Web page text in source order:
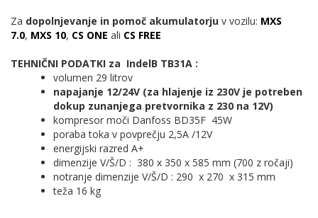
Za dopolnjevanje in pomoč akumulatorju v vozilu: MXS
7.0, MXS 10, CS ONE ali CS FREE
TEHNIČNI PODATKI za IndelB TB31A :
volumen 29 litrov
napajanje 12/24V (za hlajenje iz 230V je potreben
dokup zunanjega pretvornika z 230 na 12V)
kompresor moči Danfoss BD35F 45W
poraba toka v povprečju 2,5A /12V
energijski razred A+
dimenzije V/Š/D : 380 x 350 x 585 mm (700 z ročaji)
notranje dimenzije V/Š/D : 290 x 270 x 315 mm
teža 16 kg